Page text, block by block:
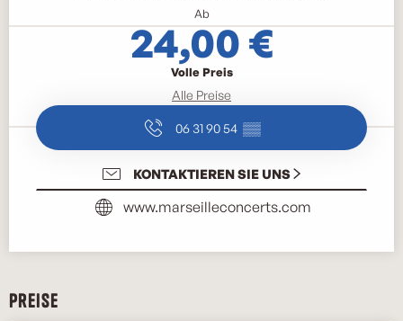
Ab
24,00 €
Volle Preis
Alle Preise
06 31 90 54 ▒▒
KONTAKTIEREN SIE UNS
www.marseilleconcerts.com
Preise